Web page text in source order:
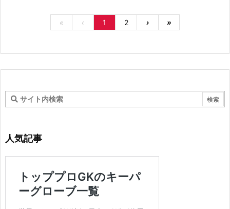
« ‹ 1 2 › »
人気記事